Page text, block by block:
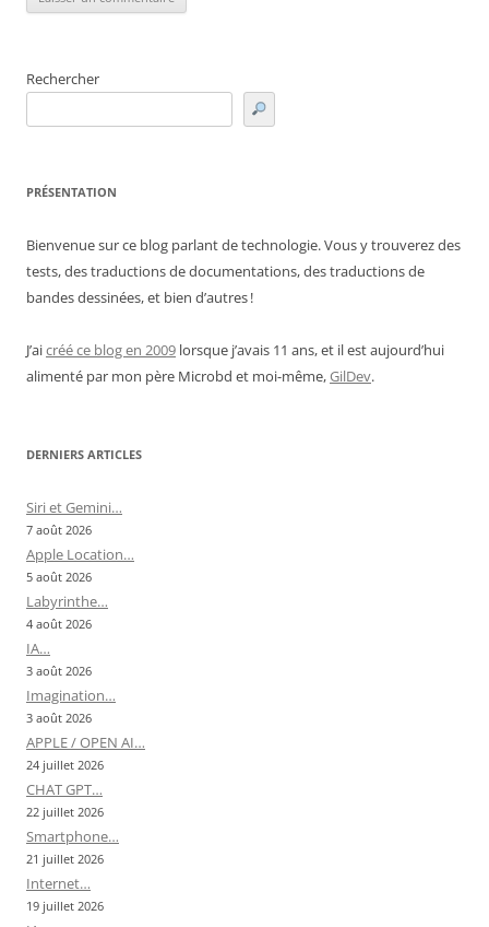
Rechercher
PRÉSENTATION
Bienvenue sur ce blog parlant de technologie. Vous y trouverez des
tests, des traductions de documentations, des traductions de
bandes dessinées, et bien d’autres !
J’aicréé ce blog en 2009 lorsque j’avais 11 ans, et il est aujourd’hui
alimenté par mon père Microbd et moi-même,GilDev.
DERNIERS ARTICLES
Siri et Gemini…
7 août 2026
Apple Location…
5 août 2026
Labyrinthe…
4 août 2026
IA…
3 août 2026
Imagination…
3 août 2026
APPLE / OPEN AI…
24 juillet 2026
CHAT GPT…
22 juillet 2026
Smartphone…
21 juillet 2026
Internet…
19 juillet 2026